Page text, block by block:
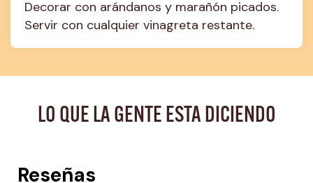
Decorar con arándanos y marañón picados.
Servir con cualquier vinagreta restante.
LO QUE LA GENTE ESTA DICIENDO